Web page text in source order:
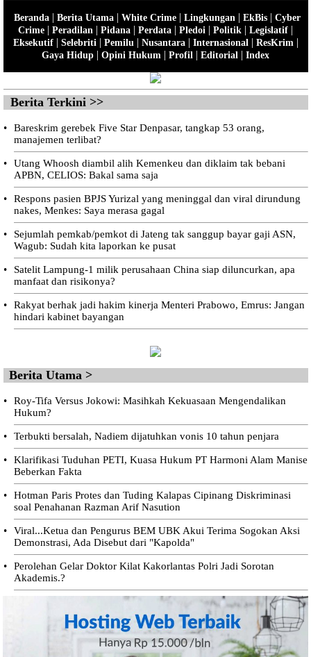
Beranda| Berita Utama| White Crime| Lingkungan | EkBis| Cyber
Crime | Peradilan | Pidana | Perdata | Pledoi | Politik | Legislatif |
Eksekutif| Selebriti | Pemilu | Nusantara| Internasional | ResKrim |
Gaya Hidup | Opini Hukum | Profil | Editorial | Index
Berita Terkini >>
•
Bareskrim gerebek Five Star Denpasar, tangkap 53 orang,
manajemen terlibat?
•
Utang Whoosh diambil alih Kemenkeu dan diklaim tak bebani
APBN, CELIOS: Bakal sama saja
•
Respons pasien BPJS Yurizal yang meninggal dan viral dirundung
nakes, Menkes: Saya merasa gagal
•
Sejumlah pemkab/pemkot di Jateng tak sanggup bayar gaji ASN,
Wagub: Sudah kita laporkan ke pusat
•
Satelit Lampung-1 milik perusahaan China siap diluncurkan, apa
manfaat dan risikonya?
•
Rakyat berhak jadi hakim kinerja Menteri Prabowo, Emrus: Jangan
hindari kabinet bayangan
Berita Utama >
•
Roy-Tifa Versus Jokowi: Masihkah Kekuasaan Mengendalikan
Hukum?
• Terbukti bersalah, Nadiem dijatuhkan vonis 10 tahun penjara
•
Klarifikasi Tuduhan PETI, Kuasa Hukum PT Harmoni Alam Manise
Beberkan Fakta
•
Hotman Paris Protes dan Tuding Kalapas Cipinang Diskriminasi
soal Penahanan Razman Arif Nasution
•
Viral...Ketua dan Pengurus BEM UBK Akui Terima Sogokan Aksi
Demonstrasi, Ada Disebut dari "Kapolda"
•
Perolehan Gelar Doktor Kilat Kakorlantas Polri Jadi Sorotan
Akademis.?